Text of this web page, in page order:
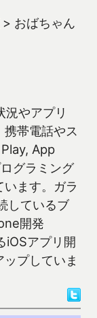
> おばちゃん
やアプリ
携帯電話やス
App
グラミング
ます。ガラ
しているブ
開発
iOSアプリ開
プしていま